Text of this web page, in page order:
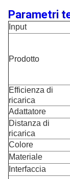
Parametri
Input
Prodotto
Efficienza di
ricarica
Adattatore
Distanza di
ricarica
Colore
Materiale
Interfaccia